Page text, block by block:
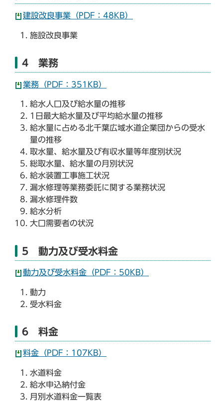
建設改良事業（PDF：48KB）
施設改良事業
4 業務
業務（PDF：351KB）
給水人口及び給水量の推移
1日最大給水量及び平均給水量の推移
給水量に占める北千葉広域水道企業団からの受水
量の推移
取水量、給水量及び有収水量等年度別状況
総取水量、給水量の月別状況
給水装置工事施工状況
漏水修理等業務委託に関する業務状況
漏水修理件数
給水分析
大口需要者の状況
5 動力及び受水料金
動力及び受水料金（PDF：50KB）
動力
受水料金
6 料金
料金（PDF：107KB）
水道料金
給水申込納付金
月別水道料金一覧表